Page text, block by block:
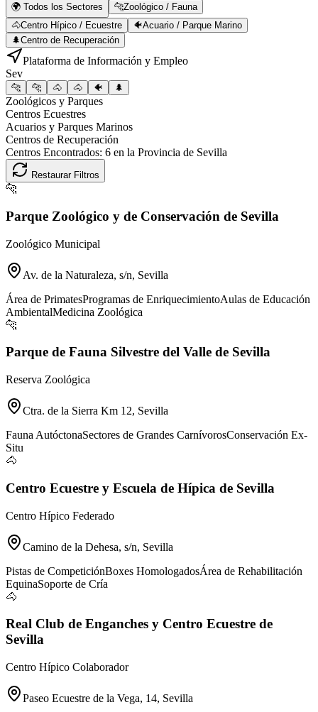
🌍 Todos los Sectores 🐆Zoológico / Fauna
🐴Centro Hípico / Ecuestre 🐠Acuario / Parque Marino
🌲Centro de Recuperación
Plataforma de Información y Empleo
Sev
🐆 🐆 🐴 🐴 🐠 🌲
Zoológicos y Parques
Centros Ecuestres
Acuarios y Parques Marinos
Centros de Recuperación
Centros Encontrados: 6 en la Provincia de Sevilla
Restaurar Filtros
🐆
Parque Zoológico y de Conservación de Sevilla
Zoológico Municipal
Av. de la Naturaleza, s/n, Sevilla
Área de PrimatesProgramas de EnriquecimientoAulas de Educación
AmbientalMedicina Zoológica
🐆
Parque de Fauna Silvestre del Valle de Sevilla
Reserva Zoológica
Ctra. de la Sierra Km 12, Sevilla
Fauna AutóctonaSectores de Grandes CarnívorosConservación Ex-
Situ
🐴
Centro Ecuestre y Escuela de Hípica de Sevilla
Centro Hípico Federado
Camino de la Dehesa, s/n, Sevilla
Pistas de CompeticiónBoxes HomologadosÁrea de Rehabilitación
EquinaSoporte de Cría
🐴
Real Club de Enganches y Centro Ecuestre de
Sevilla
Centro Hípico Colaborador
Paseo Ecuestre de la Vega, 14, Sevilla